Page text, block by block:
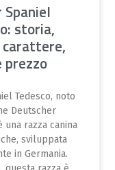
Spaniel
storia,
prezzo
Tedesco, noto
Deutscher
una razza canina
sviluppata
in Germania.